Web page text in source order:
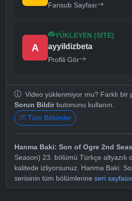
Fansub Sayfası
A
YÜKLEYEN (SITE)
ayyildizbeta
Profili Gör
Video yüklenmiyor mu? Farklı bir
Sorun Bildirbutonunu kullanın.
Tüm Bölümler
Hanma Baki: Son of Ogre 2nd
Season) 23. bölümü Türkçe altyazılı
kalitede izliyorsunuz. Hanma Baki:
serisinin tüm bölümlerine seri